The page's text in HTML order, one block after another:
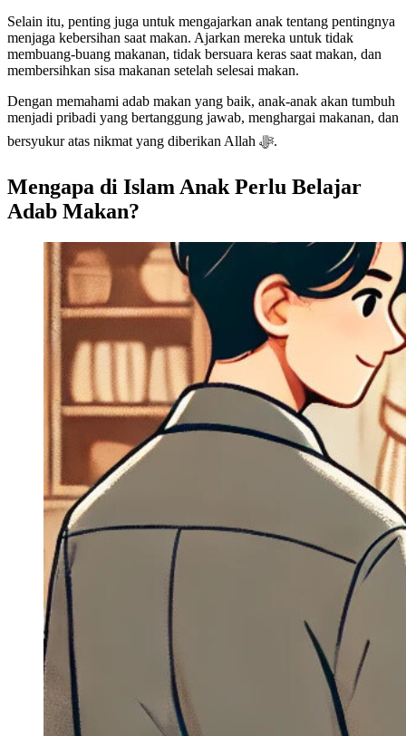
Selain itu, penting juga untuk mengajarkan anak tentang pentingnya
menjaga kebersihan saat makan. Ajarkan mereka untuk tidak
membuang-buang makanan, tidak bersuara keras saat makan, dan
membersihkan sisa makanan setelah selesai makan.
Dengan memahami adab makan yang baik, anak-anak akan tumbuh
menjadi pribadi yang bertanggung jawab, menghargai makanan, dan
bersyukur atas nikmat yang diberikan Allah ﷻ.
Mengapa di Islam Anak Perlu Belajar
Adab Makan?